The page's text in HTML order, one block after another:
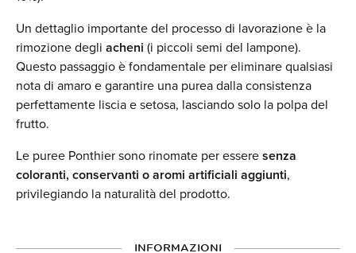
Un dettaglio importante del processo di lavorazione è la
rimozione degli acheni (i piccoli semi del lampone).
Questo passaggio è fondamentale per eliminare qualsiasi
nota di amaro e garantire una purea dalla consistenza
perfettamente liscia e setosa, lasciando solo la polpa del
frutto.
Le puree Ponthier sono rinomate per esseresenza
coloranti, conservanti o aromi artificiali aggiunti,
privilegiando la naturalità del prodotto.
INFORMAZIONI